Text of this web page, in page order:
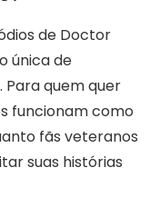
de Doctor
única de
quem quer
funcionam como
fãs veteranos
suas histórias